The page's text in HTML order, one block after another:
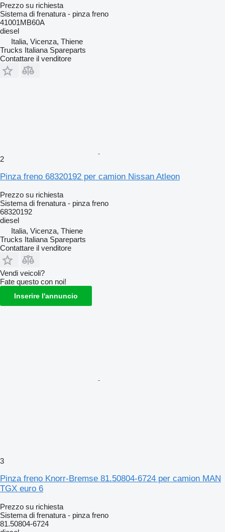
Prezzo su richiesta
Sistema di frenatura - pinza freno
41001MB60A
diesel
Italia, Vicenza, Thiene
Trucks Italiana Spareparts
Contattare il venditore
2
Pinza freno 68320192 per camion Nissan Atleon
Prezzo su richiesta
Sistema di frenatura - pinza freno
68320192
diesel
Italia, Vicenza, Thiene
Trucks Italiana Spareparts
Contattare il venditore
Vendi veicoli?
Fate questo con noi!
Inserire l'annuncio
3
Pinza freno Knorr-Bremse 81.50804-6724 per camion MAN
TGX euro 6
Prezzo su richiesta
Sistema di frenatura - pinza freno
81.50804-6724